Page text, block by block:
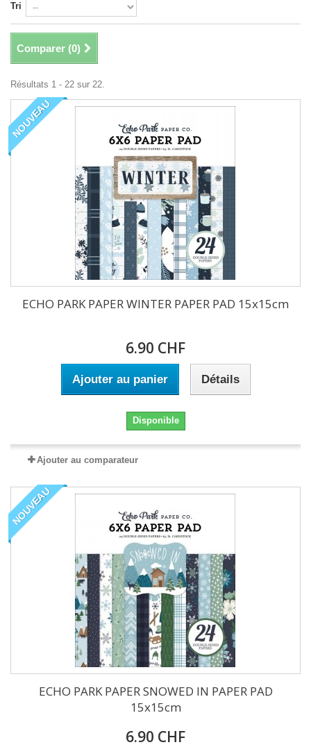
Tri
Comparer (0)
Résultats 1 - 22 sur 22.
NOUVEAU
ECHO PARK PAPER WINTER PAPER PAD 15x15cm
6.90 CHF
Ajouter au panier Détails
Disponible
Ajouter au comparateur
NOUVEAU
ECHO PARK PAPER SNOWED IN PAPER PAD
15x15cm
6.90 CHF